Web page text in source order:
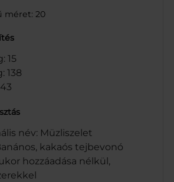
méret: 20
15
138
név: Müzliszelet
kakaós tejbevonó
hozzáadása nélkül,